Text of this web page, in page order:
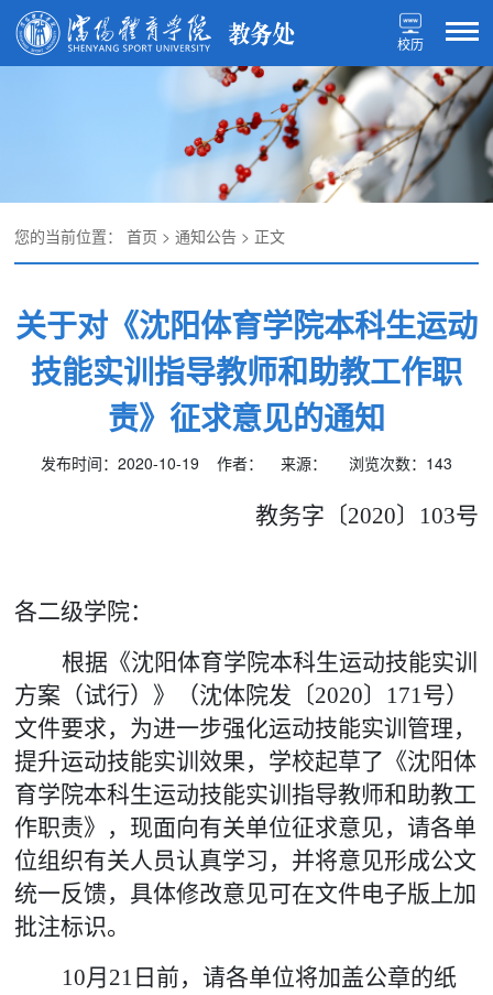
校历
您的当前位置：首页 >通知公告 > 正文
关于对《沈阳体育学院本科生运动
技能实训指导教师和助教工作职
责》征求意见的通知
发布时间：2020-10-19 作者： 来源： 浏览次数： 143
教务字 〔2020〕 103号
各二级学院：
根据《沈阳体育学院本科生运动技能实训
方案 （试行） 》（沈体院发〔2020〕171号）
文件要求，为进一步强化运动技能实训管理，
提升运动技能实训效果，学校起草了《沈阳体
育学院本科生运动技能实训指导教师和助教工
作职责》，现面向有关单位征求意见，请各单
位组织有关人员认真学习，并将意见形成公文
统一反馈，具体修改意见可在文件电子版上加
批注标识。
10月21日前，请各单位将加盖公章的纸